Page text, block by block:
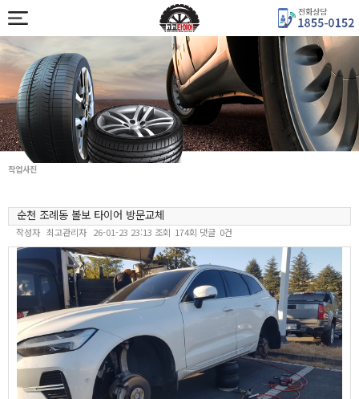
작업사진
순천 조례동 볼보 타이어 방문교체
작성자 최고관리자 26-01-23 23:13 조회 174회 댓글 0건
본문